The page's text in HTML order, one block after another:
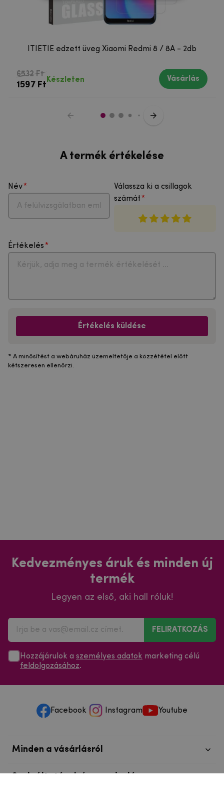
ITIETIE edzett üveg Xiaomi Redmi 8 / 8A - 2db
6532 Ft
1597 Ft
Készleten Vásárlás
A termék értékelése
Név
Válassza ki a csillagok
számát
Értékelés
Értékelés küldése
* A minősítést a webáruház üzemeltetője a közzététel előtt
kétszeresen ellenőrzi.
Kedvezményes áruk és minden új
termék
Legyen az első, aki hall róluk!
FELIRATKOZÁS
Hozzájárulok a személyes adatok marketing célú
feldolgozásához.
Facebook Instagram Youtube
Minden a vásárlásról